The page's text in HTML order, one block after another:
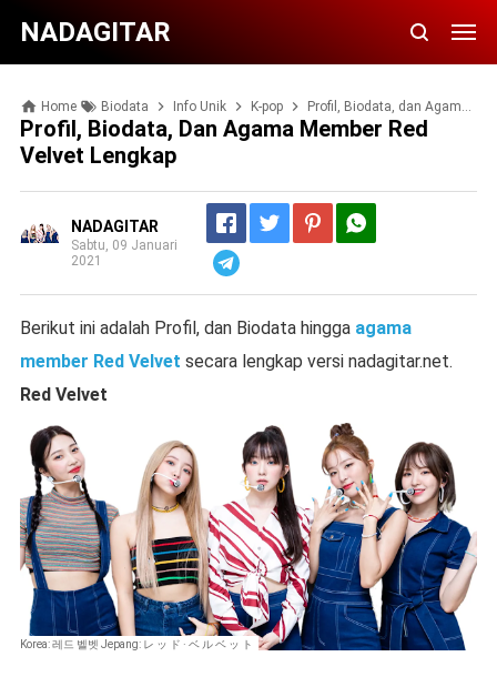
NADAGITAR
Home Biodata Info Unik K-pop Profil, Biodata, dan Agama Member Red Velvet Lengkap
Profil, Biodata, Dan Agama Member Red
Velvet Lengkap
NADAGITAR
Sabtu, 09 Januari
2021
Berikut ini adalah Profil, dan Biodata hingga agama
member Red Velvet secara lengkap versi nadagitar.net.
Red Velvet
Korea: 레드 벨벳 Jepang: レ ッ ド · ベ ル ベ ッ ト